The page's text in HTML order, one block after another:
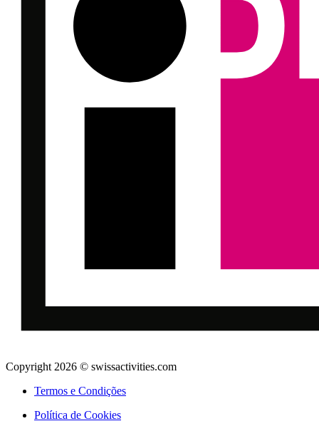
Copyright 2026 © swissactivities.com
Termos e Condições
Política de Cookies